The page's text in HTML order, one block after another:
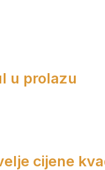
u prolazu
cijene